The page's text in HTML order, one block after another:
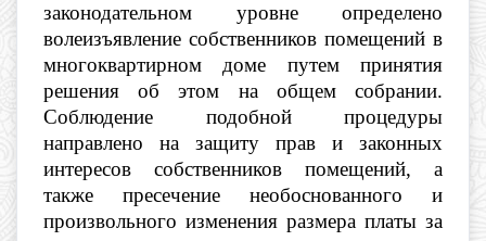
законодательном уровне определено
волеизъявление собственников помещений в
многоквартирном доме путем принятия
решения об этом на общем собрании.
Соблюдение подобной процедуры
направлено на защиту прав и законных
интересов собственников помещений, а
также пресечение необоснованного и
произвольного изменения размера платы за